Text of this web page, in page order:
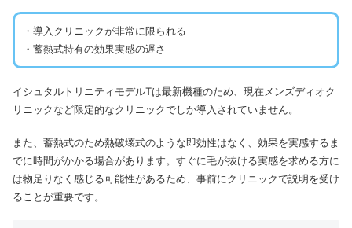
・導入クリニックが非常に限られる
・蓄熱式特有の効果実感の遅さ
イシュタルトリニティモデルTは最新機種のため、現在メンズディオク
リニックなど限定的なクリニックでしか導入されていません。
また、蓄熱式のため熱破壊式のような即効性はなく、効果を実感するま
でに時間がかかる場合があります。すぐに毛が抜ける実感を求める方に
は物足りなく感じる可能性があるため、事前にクリニックで説明を受け
ることが重要です。